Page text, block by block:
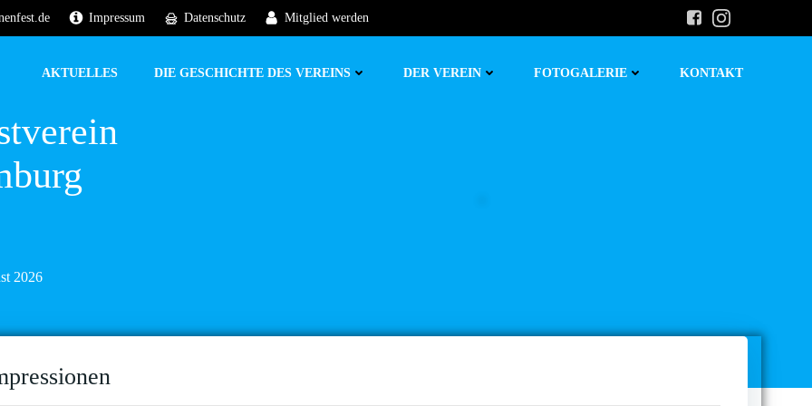
Impressum Datenschutz Mitglied werden
AKTUELLES DIE GESCHICHTE DES VEREINS DER VEREIN FOTOGALERIE KONTAKT
2026